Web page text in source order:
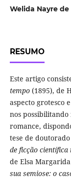
Welida Nayre
RESUMO
Este artigo
tempo (1895), de
aspecto grotesco
nos
romance,
tese de
de ficção
de Elsa
sua semiose: o